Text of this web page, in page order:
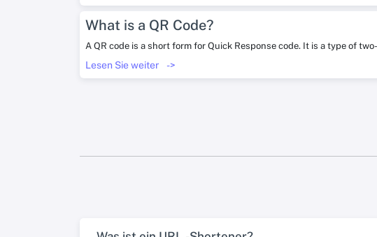
What is a QR Code?
A QR code is a short form for Quick Response code. It is a type of
Lesen Sie weiter ->